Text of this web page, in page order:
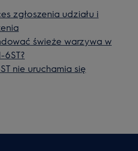
zgłoszenia udziału i
świeże warzywa w
6ST?
nie uruchamia się